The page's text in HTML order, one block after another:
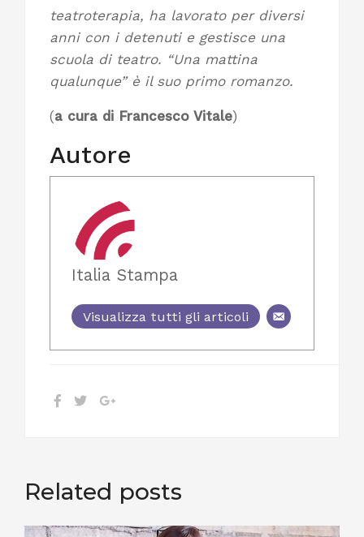
teatroterapia, ha lavorato per diversi
anni con i detenuti e gestisce una
scuola di teatro. “Una mattina
qualunque” è il suo primo romanzo.
(a cura di Francesco Vitale)
Autore
Italia Stampa
Visualizza tutti gli articoli
Related posts